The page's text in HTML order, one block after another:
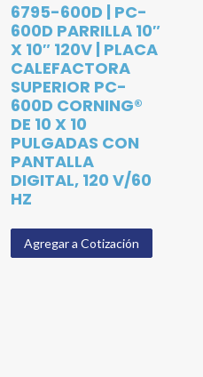
6795-600D | PC-
600D PARRILLA 10″
X 10″ 120V | PLACA
CALEFACTORA
SUPERIOR PC-
600D CORNING®
DE 10 X 10
PULGADAS CON
PANTALLA
DIGITAL, 120 V/60
HZ
Agregar a Cotización